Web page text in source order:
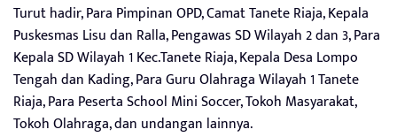
Turut hadir, Para Pimpinan OPD, Camat Tanete Riaja, Kepala
Puskesmas Lisu dan Ralla, Pengawas SD Wilayah 2 dan 3, Para
Kepala SD Wilayah 1 Kec.Tanete Riaja, Kepala Desa Lompo
Tengah dan Kading, Para Guru Olahraga Wilayah 1 Tanete
Riaja, Para Peserta School Mini Soccer, Tokoh Masyarakat,
Tokoh Olahraga, dan undangan lainnya.